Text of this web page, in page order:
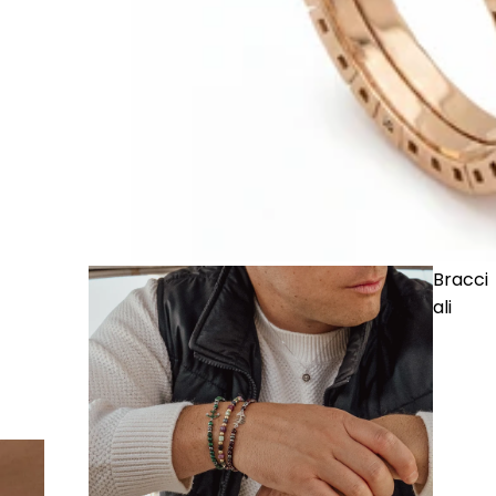
Bracci
ali
· Anello Serpente 02 in Oro e